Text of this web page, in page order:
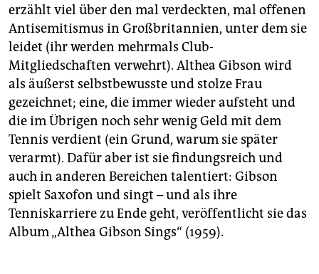
erzählt viel über den mal verdeckten, mal offenen
Antisemitismus in Großbritannien, unter dem sie
leidet (ihr werden mehrmals Club-
Mitgliedschaften verwehrt). Althea Gibson wird
als äußerst selbst­bewusste und stolze Frau
gezeichnet; eine, die immer wieder aufsteht und
die im Übrigen noch sehr wenig Geld mit dem
Tennis verdient (ein Grund, warum sie später
verarmt). Dafür aber ist sie findungsreich und
auch in anderen Bereichen talentiert: Gibson
spielt Saxofon und singt – und als ihre
Tenniskarriere zu Ende geht, veröffentlicht sie das
Album „Althea Gibson Sings“ (1959).